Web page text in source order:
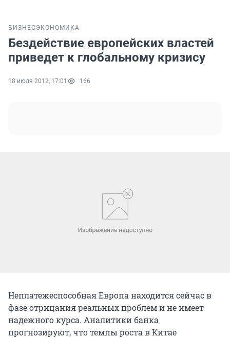
БИЗНЕС ЭКОНОМИКА
Бездействие европейских властей
приведет к глобальному кризису
18 июля 2012, 17:01 166
Неплатежеспособная Европа находится сейчас в
фазе отрицания реальных проблем и не имеет
надежного курса. Аналитики банка
прогнозируют, что темпы роста в Китае